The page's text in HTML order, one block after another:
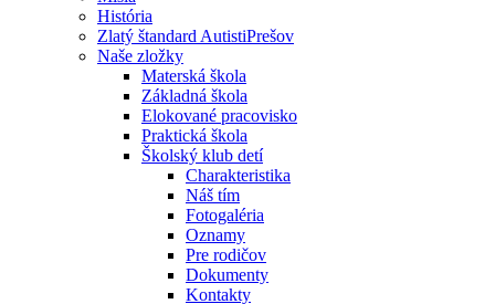
História
Zlatý štandard AutistiPrešov
Naše zložky
Materská škola
Základná škola
Elokované pracovisko
Praktická škola
Školský klub detí
Charakteristika
Náš tím
Fotogaléria
Oznamy
Pre rodičov
Dokumenty
Kontakty